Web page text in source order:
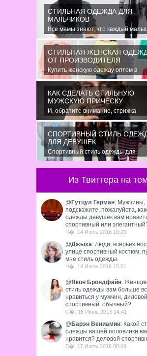
помощью специальных...
СТИЛЬНАЯ ОДЕЖДА ДЛЯ
МАЛЬЧИКОВ
Все мамы знают, что каждый
индивидуальный. И проявлять эту
индивидуальность...
СТИЛЬНАЯ ЖЕНСКАЯ
ОТ ПРОИЗВОДИТЕЛЯ
Купить женскую одежду оптом в
Украине можно повсеместно.
ли это...
КАК СДЕЛАТЬ СТИЛЬНУЮ
МУЖСКУЮ ПРИЧЕСКУ
И, обратите внимание, стрижка
«британка» похожа на другую
родственную стрижку...
СПОРТИВНЫЙ СТИЛЬ
ДЛЯ ДЕВУШЕК
Спортивный стиль одежды для
девушек 2016 — одно из самых
модных направлений...
Из Твиттера на
@ Гутцул Герман: Мужчины,
подскажите, пожалуйста,
одежды девушек вам
спортивный или
Ч�, 14 Июль 2016 10:20
@Джыха: Люди, всерьёз
улице спортивный костюм,
мне стиль одежды.
Ч�, 14 Июль 2016 15:01
@Яков Брондфайн:
стиль одежды вам больше
нравиться у мужчин,
спортивный, обычный?
С�, 16 Июль 2016 14:41
@ Барэн Вениамин: Какой
одежды вашей половинки
нравится? деловой
В�, 17 Июль 2016 00:08